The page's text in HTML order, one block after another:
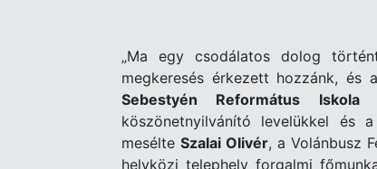
„Ma egy csodálatos dolog tört
megkeresés érkezett hozzánk,és
Sebestyén Református Iskola
köszönetnyilvánító levelükkel és a
mesélte Szalai Olivér, a Volánbusz
helyközi telephely forgalmi